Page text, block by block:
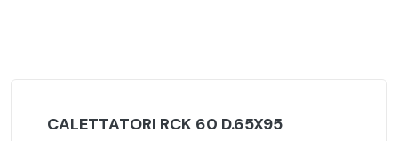
CALETTATORI RCK 60 D.65X95